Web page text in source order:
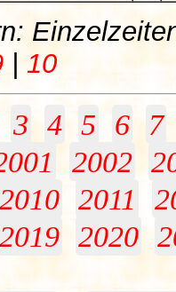
10
3 4 5 6
7
2002
2010 2011
2019 2020